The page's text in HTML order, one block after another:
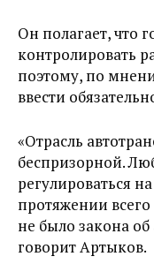
Он полагает, что
контролировать
поэтому, по
ввести
«Отрасль
беспризорной.
регулироваться
протяжении
не было закона
говорит Артыков.